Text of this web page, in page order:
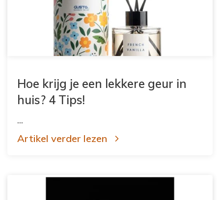
Hoe krijg je een lekkere geur in
huis? 4 Tips!
...
Artikel verder lezen